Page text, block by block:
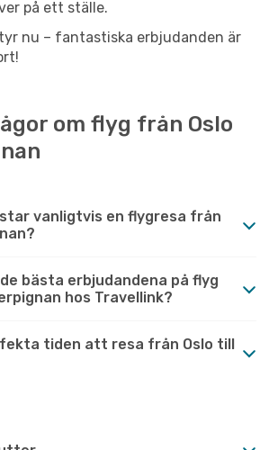
på ett ställe.
nu – fantastiska erbjudanden är
om flyg från Oslo
vanligtvis en flygresa från
bästa erbjudandena på flyg
hos Travellink?
tiden att resa från Oslo till